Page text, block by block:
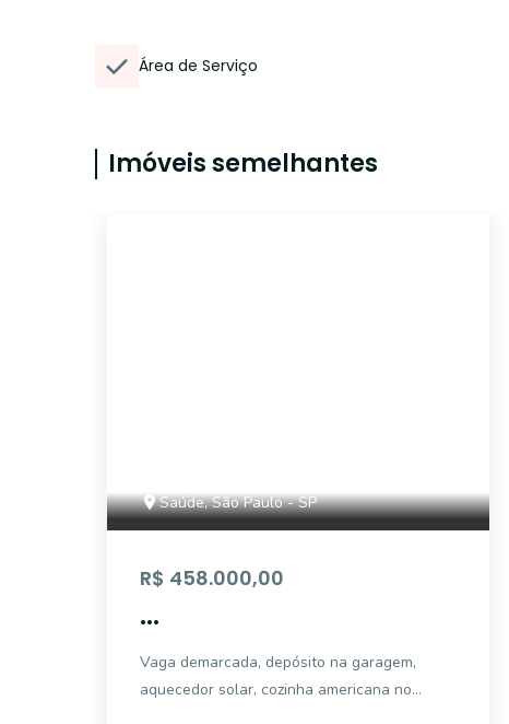
Área de Serviço
Imóveis semelhantes
Saúde, São Paulo - SP
R$ 458.000,00
...
Vaga demarcada, depósito na garagem,
aquecedor solar, cozinha americana no